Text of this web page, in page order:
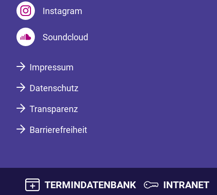
Instagram
Soundcloud
Impressum
Datenschutz
Transparenz
Barrierefreiheit
TERMINDATENBANK INTRANET